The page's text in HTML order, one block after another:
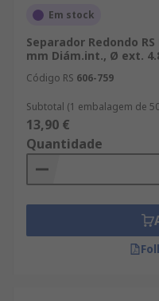
Em stock
Separador Redondo
mm Diám.int., Ø ext.
Código RS 606-759
Subtotal (1 embalagem de
13,90 €
Quantidade